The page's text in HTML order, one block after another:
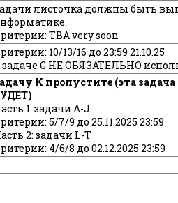
листочка должны быть
TBA very soon
10/13/16 до 23:59 21.10.25
задаче G НЕ ОБЯЗАТЕЛЬНО
K пропустите (эта
1: задачи A-J
5/7/9 до 25.11.2025 23:59
2: задачи L-T
4/6/8 до 02.12.2025 23:59